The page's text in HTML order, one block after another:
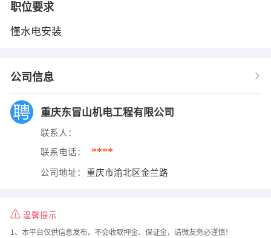
职位要求
懂水电安装
公司信息
重庆东冒山机电工程有限公司
联系人：
联系电话： ****
公司地址： 重庆市渝北区金兰路
温馨提示
1、本平台仅供信息发布，不会收取押金、保证金，请微友务必谨慎！